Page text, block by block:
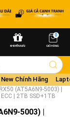
KHUYẾN MÃI
0
GIỎ HÀNG
Chính Hãng
(AT5A6N9-5003) |
| 2TB SSD+1TB
5003) |